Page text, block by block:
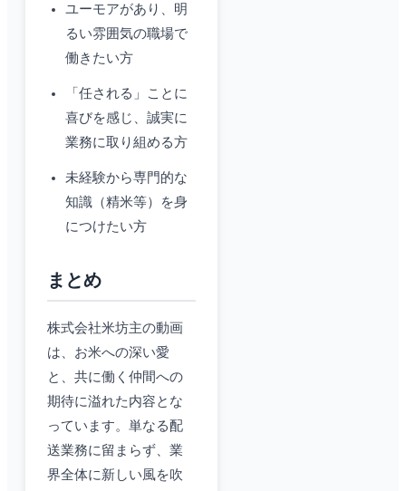
ユーモアがあり、明
るい雰囲気の職場で
働きたい方
「任される」ことに
喜びを感じ、誠実に
業務に取り組める方
未経験から専門的な
知識（精米等）を身
につけたい方
まとめ
株式会社米坊主の動画
は、お米への深い愛
と、共に働く仲間への
期待に溢れた内容とな
っています。単なる配
送業務に留まらず、業
界全体に新しい風を吹